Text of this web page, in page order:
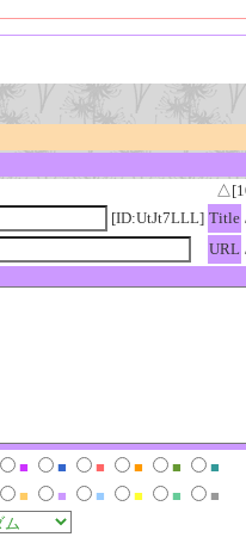
[ID:UtJt7LLL] Title
URL
■ ■ ■ ■ ■
■
■ ■ ■ ■ ■
■